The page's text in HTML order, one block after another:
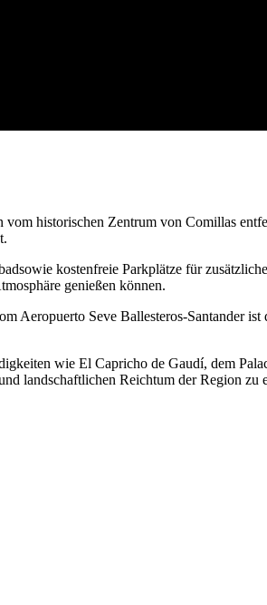
historischen Zentrum von Comillas
kostenfreie Parkplätze für
genießen können.
Seve Ballesteros-Santander
wie El Capricho de Gaudí, dem
landschaftlichen Reichtum der Region zu